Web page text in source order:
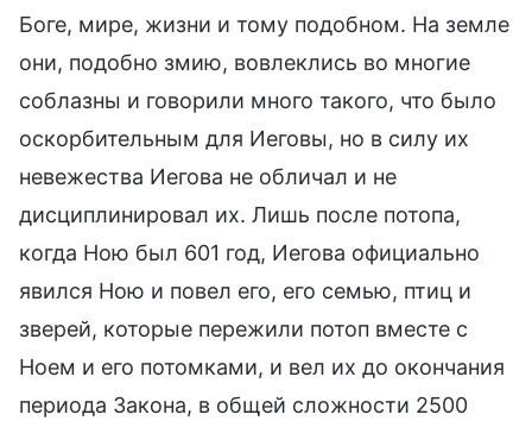
Боге, мире, жизни и тому подобном. На земле
они, подобно змию, вовлеклись во многие
соблазны и говорили много такого, что было
оскорбительным для Иеговы, но в силу их
невежества Иегова не обличал и не
дисциплинировал их. Лишь после потопа,
когда Ною был 601 год, Иегова официально
явился Ною и повел его, его семью, птиц и
зверей, которые пережили потоп вместе с
Ноем и его потомками, и вел их до окончания
периода Закона, в общей сложности 2500